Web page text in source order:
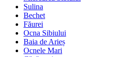
Sulina
Bechet
Făurei
Ocna Sibiului
Baia de Arieș
Ocnele Mari